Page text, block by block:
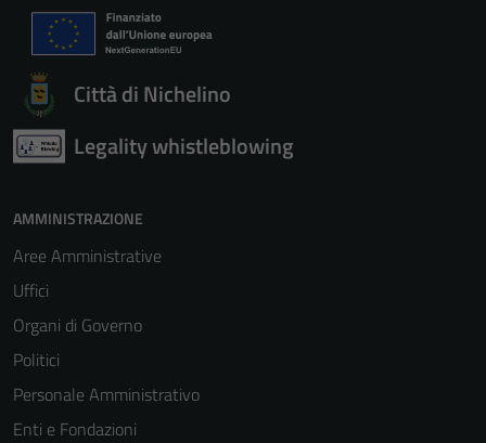
Città di Nichelino
Legality whistleblowing
AMMINISTRAZIONE
Aree Amministrative
Uffici
Organi di Governo
Politici
Personale Amministrativo
Enti e Fondazioni